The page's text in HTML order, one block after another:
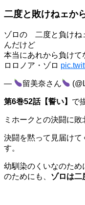
二度と敗けねェか
ゾロの 二度と負けね
んだけど
本当にあれから負けて
ロロノア・ゾロ
— 留美奈さん
第6巻52話【誓い】 で
ミホークとの決闘に敗
決闘を黙って見届けて
す。
幼馴染のくいなのため
のためにも、 ゾロは二